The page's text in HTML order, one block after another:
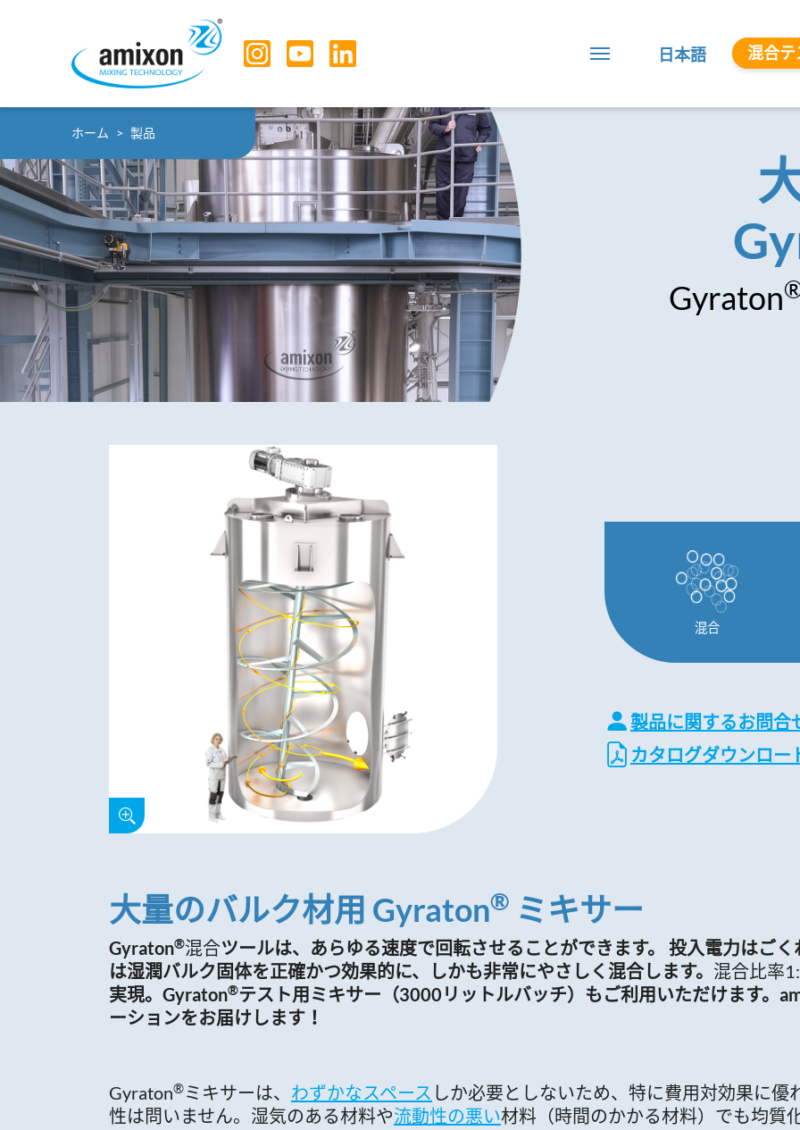
日本語 混合テ
You are here:
ホーム 製品
Gyraton
混合
製品に関するお問合
カタログダウンロー
大量のバルク材用 Gyraton® ミキサー
Gyraton®混合ツールは、あらゆる速度で回転させることができます。 投入電力はご
は湿潤バルク固体を正確かつ効果的に、しかも非常にやさしく混合します。 混合比率
実現。Gyraton®テスト用ミキサー（3000リットルバッチ）もご利用いただけます。
ーションをお届けします！
Gyraton®ミキサーは、 わずかなスペース しか必要としないため、特に費用対効果に優
性は問いません。湿気のある材料や流動性の悪い材料（時間のかかる材料）でも均質